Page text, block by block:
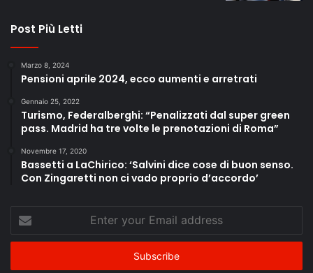
Post Più Letti
Marzo 8, 2024
Pensioni aprile 2024, ecco aumenti e arretrati
Gennaio 25, 2022
Turismo, Federalberghi: “Penalizzati dal super green
pass. Madrid ha tre volte le prenotazioni di Roma”
Novembre 17, 2020
Bassetti a LaChirico: ‘Salvini dice cose di buon senso.
Con Zingaretti non ci vado proprio d’accordo’
your
Email